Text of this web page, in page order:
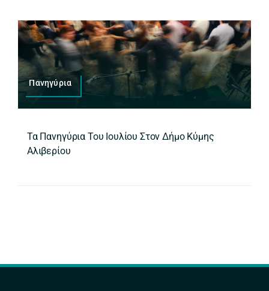
Πανηγύρια
Τα Πανηγύρια Του Ιουλίου Στον Δήμο Κύμης
Αλιβερίου